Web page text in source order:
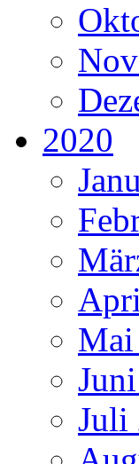
2020
Mai
Juli